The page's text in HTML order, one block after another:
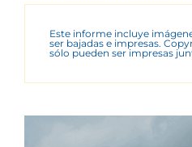
Este informe incluye
ser bajadas e impresas.
sólo pueden ser impresas